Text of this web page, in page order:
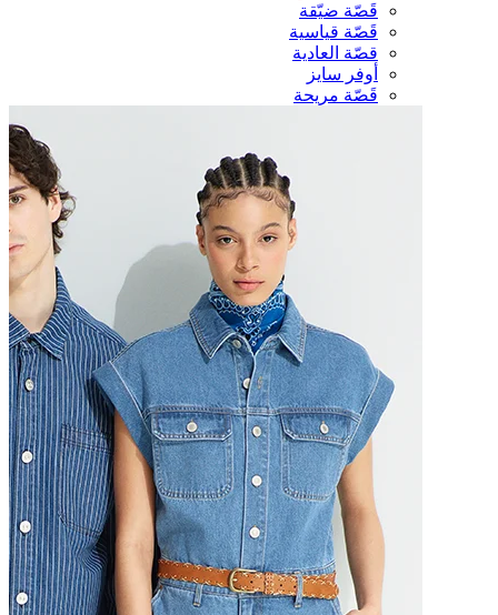
قَصّة ضيّقة
قَصّة قياسية
قصّة العادية
أوفر سايز
قَصّة مريحة